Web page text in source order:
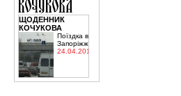
ЩОДЕННИК
КОЧУКОВА
Поїздка в
Запоріжжя
24.04.2015